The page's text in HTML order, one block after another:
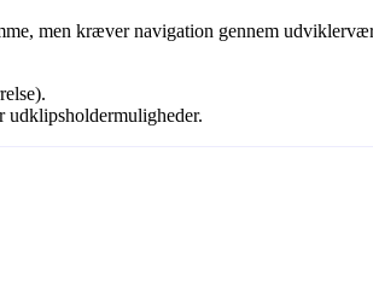
men kræver navigation gennem
udklipsholdermuligheder.